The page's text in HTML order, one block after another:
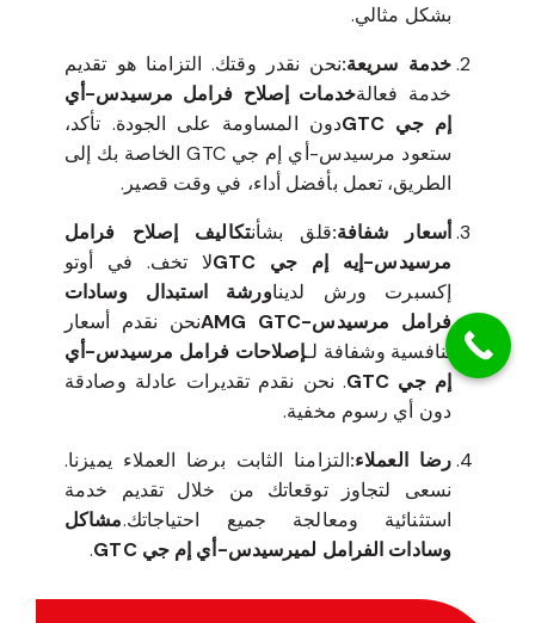
بشكل مثالي.
خدمة سريعة:نحن نقدر وقتك. التزامنا هو تقديم
خدمة فعالةخدمات إصلاح فرامل مرسيدس-أي
إم جي GTC
دون المساومة على الجودة. تأكد،
ستعود مرسيدس-أي إم جي GTC الخاصة بك إلى
الطريق، تعمل بأفضل أداء، في وقت قصير.
أسعار شفافة:قلق بشأنتكاليف إصلاح فرامل
مرسيدس-إيه إم جي GTC
لا تخف. في أوتو
إكسبرت ورش لديناورشة استبدال وسادات
فرامل مرسيدس-AMG GTC
نحن نقدم أسعار
تنافسية وشفافة لـإصلاحات فرامل مرسيدس-أي
إم جي GTC
. نحن نقدم تقديرات عادلة وصادقة
دون أي رسوم مخفية.
رضا العملاء:التزامنا الثابت برضا العملاء يميزنا.
نسعى لتجاوز توقعاتك من خلال تقديم خدمة
استثنائية ومعالجة جميع احتياجاتك.مشاكل
وسادات الفرامل لميرسيدس-أي إم جي GTC
.